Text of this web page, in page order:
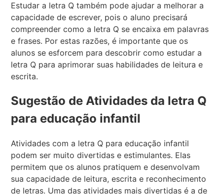
Estudar a letra Q também pode ajudar a melhorar a
capacidade de escrever, pois o aluno precisará
compreender como a letra Q se encaixa em palavras
e frases. Por estas razões, é importante que os
alunos se esforcem para descobrir como estudar a
letra Q para aprimorar suas habilidades de leitura e
escrita.
Sugestão de Atividades da letra Q
para educação infantil
Atividades com a letra Q para educação infantil
podem ser muito divertidas e estimulantes. Elas
permitem que os alunos pratiquem e desenvolvam
sua capacidade de leitura, escrita e reconhecimento
de letras. Uma das atividades mais divertidas é a de